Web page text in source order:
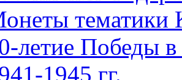
тематики
летие Победы
1945 гг.